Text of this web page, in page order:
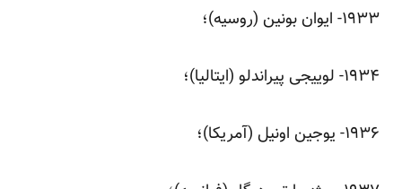
‌۱۹۳۳- ایوان بونین (روسیه)؛
‌۱۹۳۴- لوییجی پیراندلو (ایتالیا)؛
‌۱۹۳۶- یوجین اونیل (آمریکا)؛